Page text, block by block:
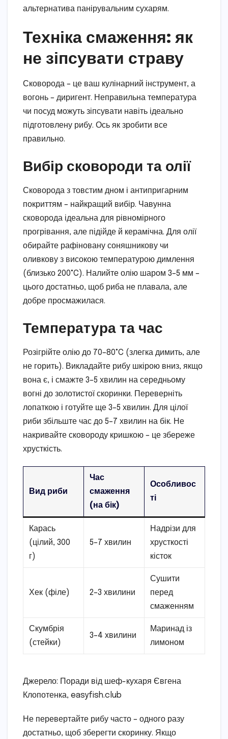
альтернатива панірувальним сухарям.
Техніка смаження: як
не зіпсувати страву
Сковорода – це ваш кулінарний інструмент, а
вогонь – диригент. Неправильна температура
чи посуд можуть зіпсувати навіть ідеально
підготовлену рибу. Ось як зробити все
правильно.
Вибір сковороди та олії
Сковорода з товстим дном і антипригарним
покриттям – найкращий вибір. Чавунна
сковорода ідеальна для рівномірного
прогрівання, але підійде й керамічна. Для олії
обирайте рафіновану соняшникову чи
оливкову з високою температурою димлення
(близько 200°C). Налийте олію шаром 3–5 мм –
цього достатньо, щоб риба не плавала, але
добре просмажилася.
Температура та час
Розігрійте олію до 70–80°C (злегка димить, але
не горить). Викладайте рибу шкірою вниз, якщо
вона є, і смажте 3–5 хвилин на середньому
вогні до золотистої скоринки. Переверніть
лопаткою і готуйте ще 3–5 хвилин. Для цілої
риби збільште час до 5–7 хвилин на бік. Не
накривайте сковороду кришкою – це збереже
хрусткість.
Вид риби
Час
смаження
(на бік)
Особливос
ті
Карась
(цілий, 300
г)
5–7 хвилин
Надрізи для
хрусткості
кісток
Хек (філе) 2–3 хвилини
Сушити
перед
смаженням
Скумбрія
(стейки)
3–4 хвилини
Маринад із
лимоном
Джерело: Поради від шеф-кухаря Євгена
Клопотенка, easyfish.club
Не перевертайте рибу часто – одного разу
достатньо, щоб зберегти скоринку. Якщо